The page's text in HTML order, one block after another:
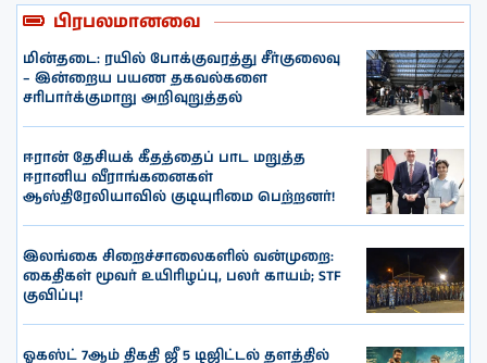
பிரபலமானவை
மின்தடை: ரயில் போக்குவரத்து சீர்குலைவு
– இன்றைய பயண தகவல்களை
சரிபார்க்குமாறு அறிவுறுத்தல்
ஈரான் தேசியக் கீதத்தைப் பாட மறுத்த
ஈரானிய வீராங்கனைகள்
ஆஸ்திரேலியாவில் குடியுரிமை பெற்றனர்!
இலங்கை சிறைச்சாலைகளில் வன்முறை:
கைதிகள் மூவர் உயிரிழப்பு, பலர் காயம்; STF
குவிப்பு!
ஓகஸ்ட் 7ஆம் திகதி ஜீ 5 டிஜிட்டல் தளத்தில்